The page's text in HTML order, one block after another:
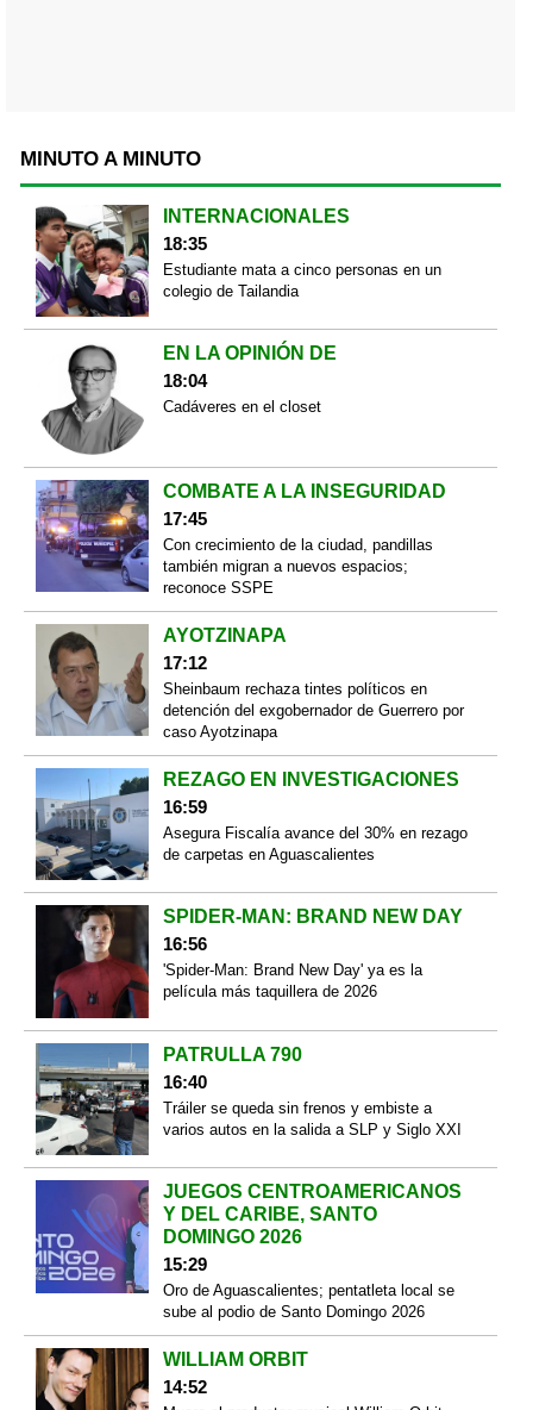
MINUTO A MINUTO
INTERNACIONALES
18:35
Estudiante mata a cinco personas en un
colegio de Tailandia
EN LA OPINIÓN DE
18:04
Cadáveres en el closet
COMBATE A LA INSEGURIDAD
17:45
Con crecimiento de la ciudad, pandillas
también migran a nuevos espacios;
reconoce SSPE
AYOTZINAPA
17:12
Sheinbaum rechaza tintes políticos en
detención del exgobernador de Guerrero por
caso Ayotzinapa
REZAGO EN INVESTIGACIONES
16:59
Asegura Fiscalía avance del 30% en rezago
de carpetas en Aguascalientes
SPIDER-MAN: BRAND NEW DAY
16:56
'Spider-Man: Brand New Day' ya es la
película más taquillera de 2026
PATRULLA 790
16:40
Tráiler se queda sin frenos y embiste a
varios autos en la salida a SLP y Siglo XXI
JUEGOS CENTROAMERICANOS
Y DEL CARIBE, SANTO
DOMINGO 2026
15:29
Oro de Aguascalientes; pentatleta local se
sube al podio de Santo Domingo 2026
WILLIAM ORBIT
14:52